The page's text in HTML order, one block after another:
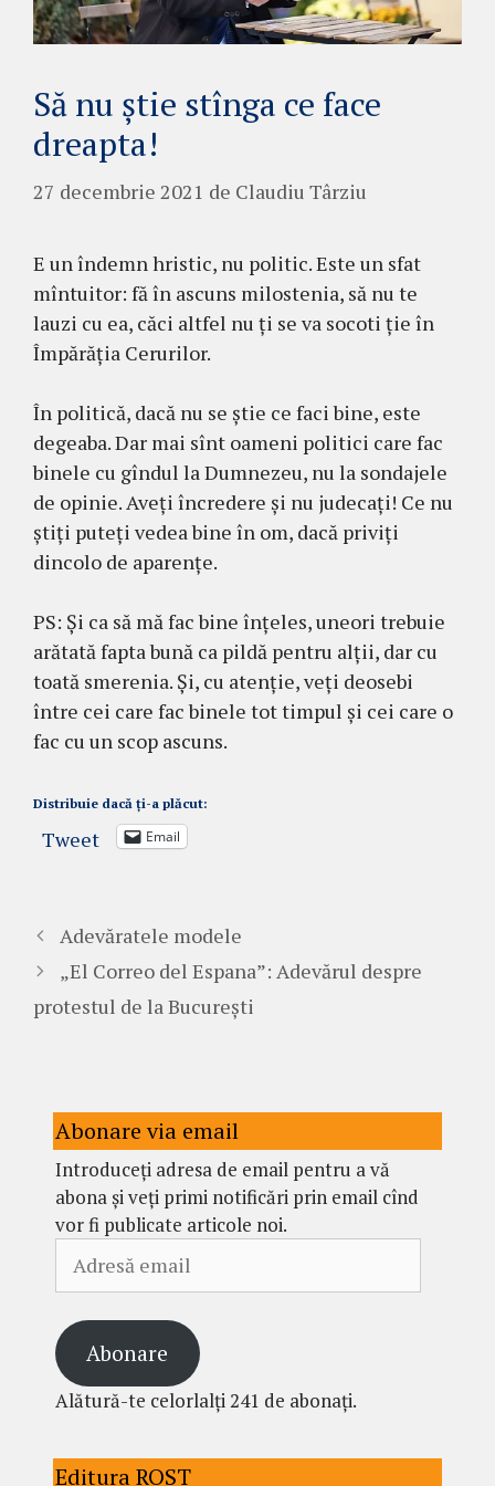
Să nu știe stînga ce face
dreapta!
27 decembrie 2021 de Claudiu Târziu
E un îndemn hristic, nu politic. Este un sfat
mîntuitor: fă în ascuns milostenia, să nu te
lauzi cu ea, căci altfel nu ți se va socoti ție în
Împărăția Cerurilor.
În politică, dacă nu se știe ce faci bine, este
degeaba. Dar mai sînt oameni politici care fac
binele cu gîndul la Dumnezeu, nu la sondajele
de opinie. Aveți încredere și nu judecați! Ce nu
știți puteți vedea bine în om, dacă priviți
dincolo de aparențe.
PS: Și ca să mă fac bine înțeles, uneori trebuie
arătată fapta bună ca pildă pentru alții, dar cu
toată smerenia. Și, cu atenție, veți deosebi
între cei care fac binele tot timpul și cei care o
fac cu un scop ascuns.
Distribuie dacă ți-a plăcut:
Tweet Email
Adevăratele modele
„El Correo del Espana”: Adevărul despre
protestul de la București
Abonare via email
Introduceți adresa de email pentru a vă
abona și veți primi notificări prin email cînd
vor fi publicate articole noi.
email
Abonare
Alătură-te celorlalți 241 de abonați.
Editura ROST